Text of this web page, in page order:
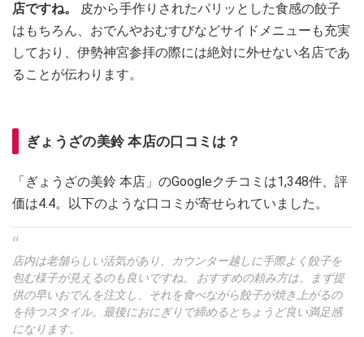
店ですね。
皮から手作りされたパリッとした食感の餃子
はもちろん、おでんやおむすびなどサイドメニューも充実
しており、伊勢神宮参拝の際には絶対に外せない名店であ
ることが伝わります。
ぎょうざの美鈴 本店の口コミは？
「ぎょうざの美鈴 本店」のGoogleクチコミは1,348件、評
価は4.4。以下のような口コミが寄せられていました。
店内は老舗らしい活気があり、カウンター越しに手際よく餃子を
包む様子が見えるのも良いですね。 おすすめの頼み方は、まず提
供の早いおでんを注文し、それを食べながら餃子が焼き上がるの
を待つスタイル。最後におにぎりで締めるとちょうど良い満足感
になります。